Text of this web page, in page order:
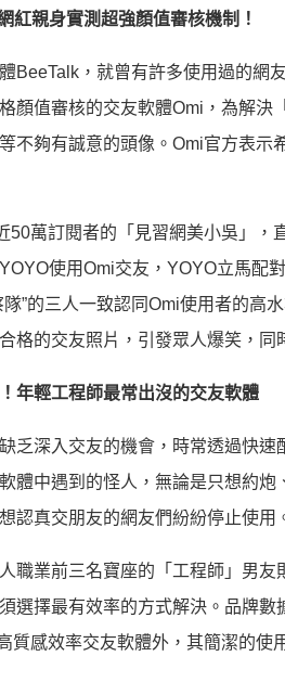
紅親身實測超強顏值審核機制！
BeeTalk，就曾有許多使用過的網
顏值審核的交友軟體Omi，為解
不夠有誠意的頭像。Omi官方表
50萬訂閱者的「見習網美小吳」
使用Omi交友，YOYO立馬配
隊”的三人一致認同Omi使用者的高
格的交友照片，引發眾人爆笑，同
年輕工程師最常出沒的交友軟體
乏深入交友的機會，時常透過快
體中遇到的怪人，無論是只想約
認真交朋友的網友們紛紛停止使用
職業前三名寶座的「工程師」男
選擇最有效率的方式解決。品牌
質感效率交友軟體外，其簡潔的